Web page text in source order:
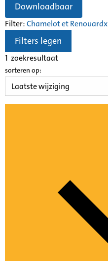
Downloadbaar
Filter:Chamelot et Renouardx
Filters legen
1 zoekresultaat
sorteren op: